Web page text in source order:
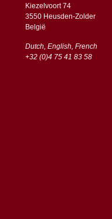
Kiezelvoort 74
3550 Heusden-Zolder
België
Dutch, English, French
+32 (0)4 75 41 83 58